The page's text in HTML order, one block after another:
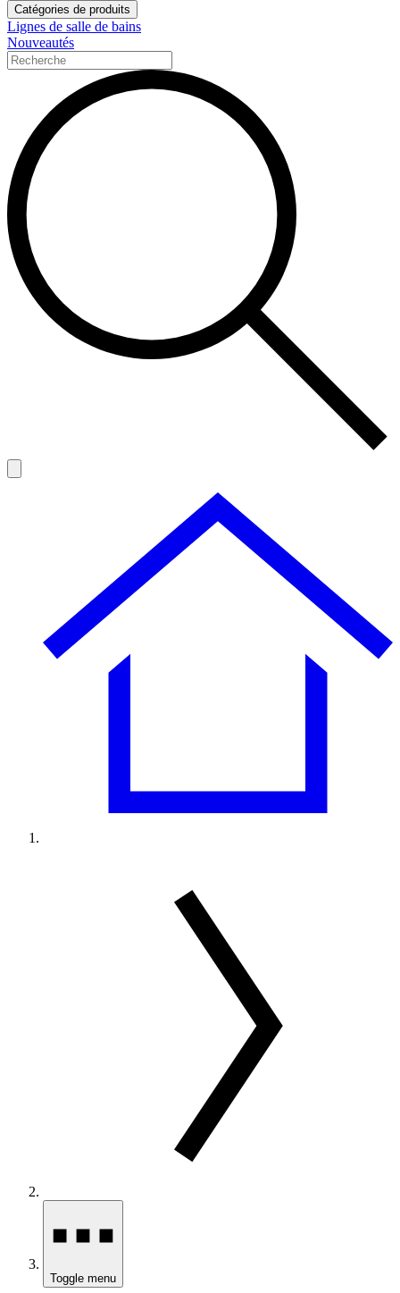
Catégories de produits
Lignes de salle de bains
Nouveautés
Toggle menu